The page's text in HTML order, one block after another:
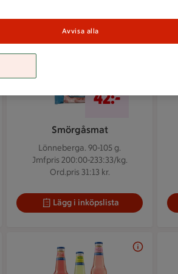
Smörgåsmat
Lönneberga. 90-105 g.
Jmfpris 200:00-233:33/kg.
Ord.pris 31:13 kr.
42:-
Lägg i inköpslista
Avvisa alla